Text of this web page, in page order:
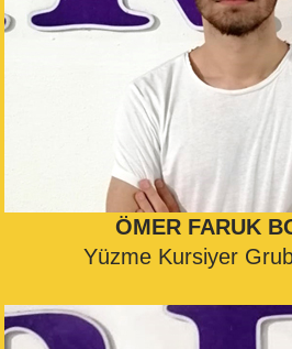
ÖMER FARUK
Yüzme Kursiyer